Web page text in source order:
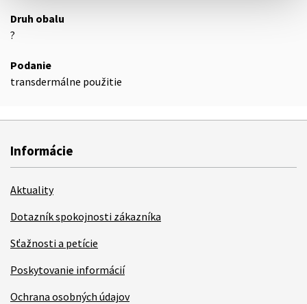
Druh obalu
?
Podanie
transdermálne použitie
Informácie
Aktuality
Dotazník spokojnosti zákazníka
Sťažnosti a petície
Poskytovanie informácií
Ochrana osobných údajov